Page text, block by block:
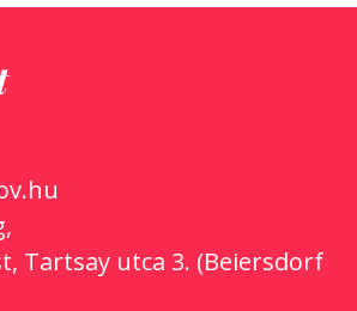
Tartsay utca 3. (Beiersdorf